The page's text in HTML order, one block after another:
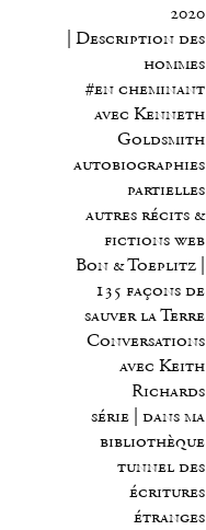
2020
| Description des
hommes
#en cheminant
avec Kenneth
Goldsmith
autobiographies
partielles
autres récits &
fictions web
Bon & Toeplitz |
135 façons de
sauver la Terre
Conversations
avec Keith
Richards
série | dans ma
bibliothèque
tunnel des
écritures
étranges